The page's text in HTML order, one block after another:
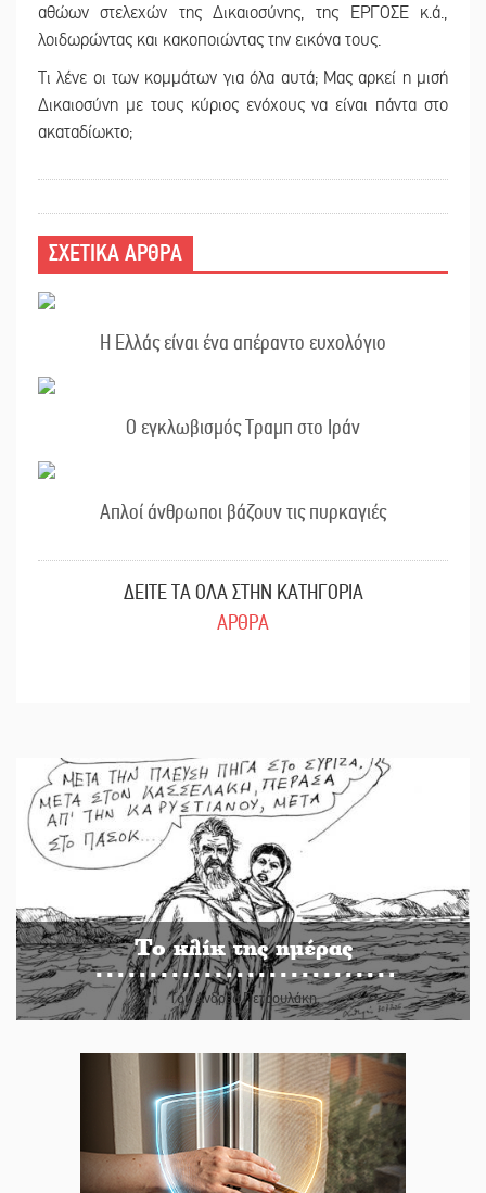
αθώων στελεχών της Δικαιοσύνης, της ΕΡΓΟΣΕ κ.ά.,
λοιδωρώντας και κακοποιώντας την εικόνα τους.
Τι λένε οι των κομμάτων για όλα αυτά; Μας αρκεί η μισή
Δικαιοσύνη με τους κύριος ενόχους να είναι πάντα στο
ακαταδίωκτο;
ΣΧΕΤΙΚΑ ΑΡΘΡΑ
Η Ελλάς είναι ένα απέραντο ευχολόγιο
Ο εγκλωβισμός Τραμπ στο Ιράν
Απλοί άνθρωποι βάζουν τις πυρκαγιές
ΔΕΙΤΕ ΤΑ ΟΛΑ ΣΤΗΝ ΚΑΤΗΓΟΡΙΑ
ΑΡΘΡΑ
Το κλίκ της ημέρας
Του Ανδρέα Πετρουλάκη